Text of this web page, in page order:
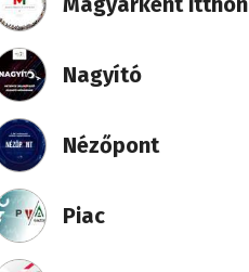
Nagyító
Nézőpont
Piac